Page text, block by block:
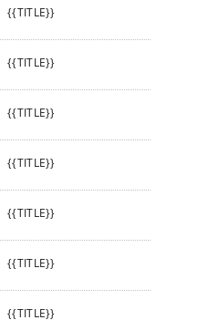
{{TITLE}}
{{TITLE}}
{{TITLE}}
{{TITLE}}
{{TITLE}}
{{TITLE}}
{{TITLE}}